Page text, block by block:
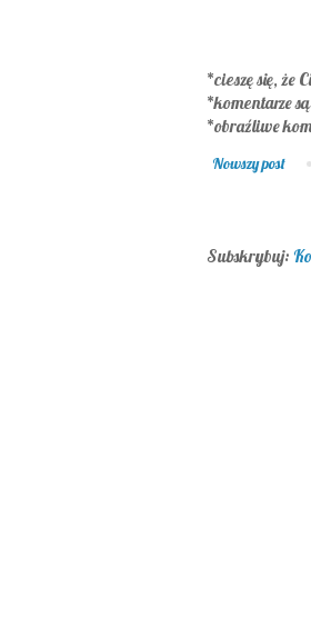
*cieszę się, że
*komentarze
*obraźliwe
Nowszy post
Subskrybuj: